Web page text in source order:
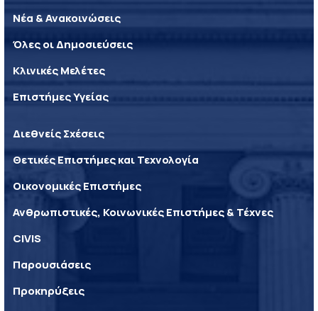
Νέα & Ανακοινώσεις
Όλες οι Δημοσιεύσεις
Κλινικές Μελέτες
Επιστήμες Υγείας
Διεθνείς Σχέσεις
Θετικές Επιστήμες και Τεχνολογία
Οικονομικές Επιστήμες
Ανθρωπιστικές, Κοινωνικές Επιστήμες & Τέχνες
CIVIS
Παρουσιάσεις
Προκηρύξεις